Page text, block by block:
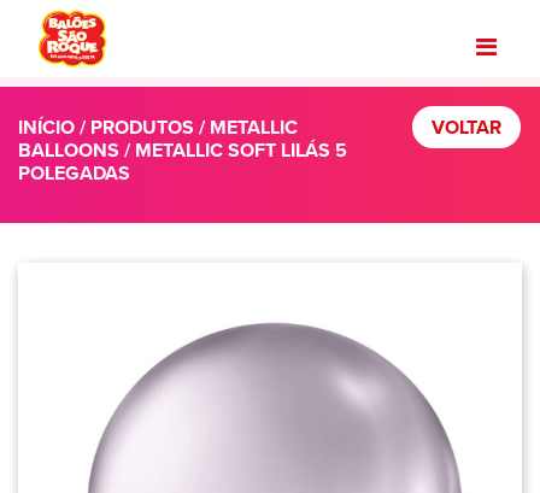
INÍCIO/PRODUTOS / METALLIC
BALLOONS / METALLIC SOFT LILÁS 5
POLEGADAS
VOLTAR